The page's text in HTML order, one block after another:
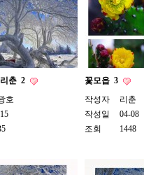
춘 2
호
꽃모읍 3
작성자
리춘
작성일
04-08
조회
1448